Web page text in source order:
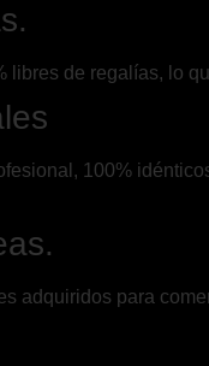
libres de regalías, lo
100%
adquiridos para